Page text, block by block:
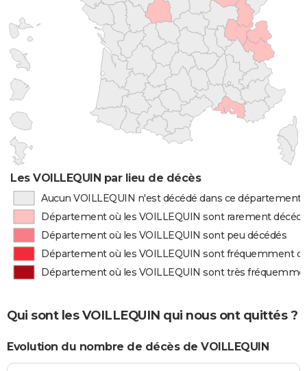
Les VOILLEQUIN par lieu de décès
Aucun VOILLEQUIN n'est décédé dans ce département
Département où les VOILLEQUIN sont rarement
Département où les VOILLEQUIN sont peu décédés
Département où les VOILLEQUIN sont fréquemment
Département où les VOILLEQUIN sont très
Qui sont les VOILLEQUIN qui nous ont quittés ?
Evolution du nombre de décès de VOILLEQUIN